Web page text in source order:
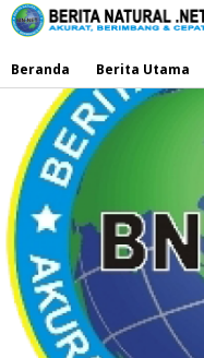
Lewati
ke
Beranda
Berita Utama